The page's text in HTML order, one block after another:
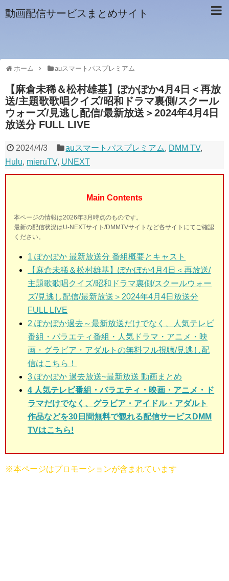
動画配信サービスまとめサイト
ホーム auスマートパスプレミアム
【麻倉未稀＆松村雄基】ぽかぽか4月4日＜再放
送/主題歌歌唱クイズ/昭和ドラマ裏側/スクール
ウォーズ/見逃し配信/最新放送＞2024年4月4日
放送分 FULL LIVE
2024/4/3 auスマートパスプレミアム, DMM TV,
Hulu, mieruTV, UNEXT
Main Contents
本ページの情報は2026年3月時点のものです。
最新の配信状況はU-NEXTサイト/DMMTVサイトなど各サイトにてご確認
ください。
1 ぽかぽか 最新放送分 番組概要とキャスト
【麻倉未稀＆松村雄基】ぽかぽか4月4日＜再放送/
主題歌歌唱クイズ/昭和ドラマ裏側/スクールウォー
ズ/見逃し配信/最新放送＞2024年4月4日放送分
FULL LIVE
2 ぽかぽか過去～最新放送だけでなく、人気テレビ
番組・バラエティ番組・人気ドラマ・アニメ・映
画・グラビア・アダルトの無料フル視聴/見逃し配
信はこちら！
3 ぽかぽか 過去放送~最新放送 動画まとめ
4 人気テレビ番組・バラエティ・映画・アニメ・ド
ラマだけでなく、グラビア・アイドル・アダルト
作品などを30日間無料で観れる配信サービスDMM
TVはこちら!
※本ページはプロモーションが含まれています